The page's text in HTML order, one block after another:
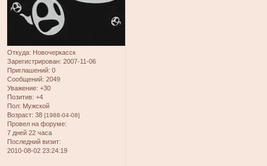
Откуда: Новочеркасск
Зарегистрирован: 2007-11-06
Приглашений: 0
Сообщений: 2049
Уважение: +30
Позитив: +4
Пол: Мужской
Возраст: 38 [1988-04-08]
Провел на форуме:
7 дней 22 часа
Последний визит:
2010-08-02 23:24:19